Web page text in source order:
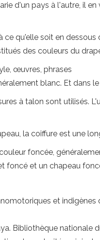
d'un pays à l'autre, il
qu'elle soit en
des couleurs du
œuvres, phrases
blanc. Et
à talon sont utilisés.
la coiffure est une
foncée,
foncé et un chapeau
et
Bibliothèque nationale